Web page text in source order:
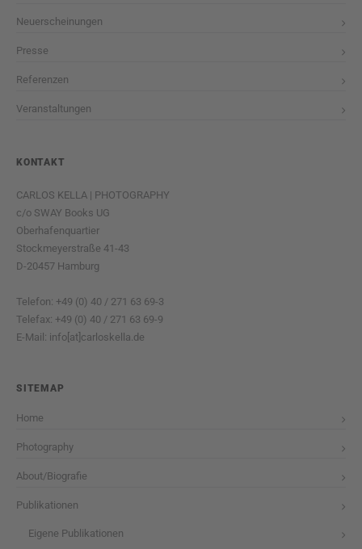
Neuerscheinungen
Presse
Referenzen
Veranstaltungen
KONTAKT
CARLOS KELLA | PHOTOGRAPHY
c/o SWAY Books UG
Oberhafenquartier
Stockmeyerstraße 41-43
D-20457 Hamburg
Telefon: +49 (0) 40 / 271 63 69-3
Telefax: +49 (0) 40 / 271 63 69-9
E-Mail: info[at]carloskella.de
SITEMAP
Home
Photography
About/Biografie
Publikationen
Eigene Publikationen